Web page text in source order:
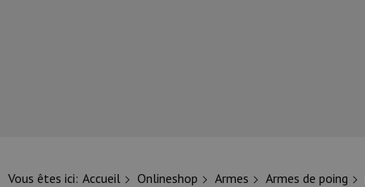
Vous êtes ici: Accueil Onlineshop Armes Armes de poing